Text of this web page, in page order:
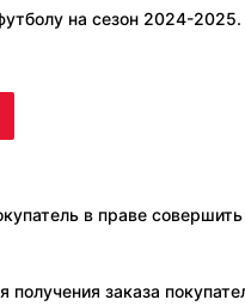
на сезон 2024-
в праве
заказа